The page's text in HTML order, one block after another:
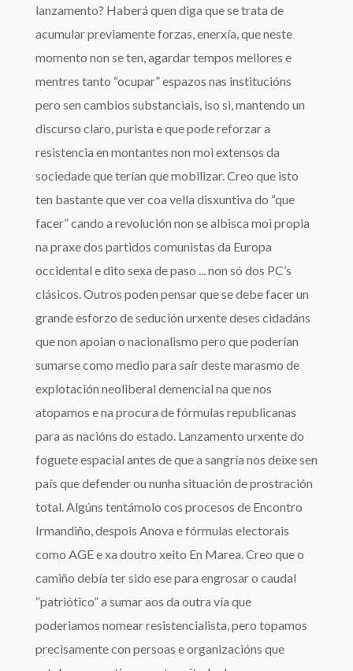
lanzamento? Haberá quen diga que se trata de
acumular previamente forzas, enerxía, que neste
momento non se ten, agardar tempos mellores e
mentres tanto “ocupar” espazos nas institucións
pero sen cambios substanciais, iso si, mantendo un
discurso claro, purista e que pode reforzar a
resistencia en montantes non moi extensos da
sociedade que terían que mobilizar. Creo que isto
ten bastante que ver coa vella disxuntiva do “que
facer” cando a revolución non se albisca moi propia
na praxe dos partidos comunistas da Europa
occidental e dito sexa de paso ... non só dos PC’s
clásicos. Outros poden pensar que se debe facer un
grande esforzo de sedución urxente deses cidadáns
que non apoian o nacionalismo pero que poderían
sumarse como medio para saír deste marasmo de
explotación neoliberal demencial na que nos
atopamos e na procura de fórmulas republicanas
para as nacións do estado. Lanzamento urxente do
foguete espacial antes de que a sangría nos deixe sen
país que defender ou nunha situación de prostración
total. Algúns tentámolo cos procesos de Encontro
Irmandiño, despois Anova e fórmulas electorais
como AGE e xa doutro xeito En Marea. Creo que o
camiño debía ter sido ese para engrosar o caudal
“patriótico” a sumar aos da outra vía que
poderiamos nomear resistencialista, pero topamos
precisamente con persoas e organizacións que